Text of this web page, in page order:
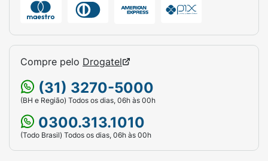
Compre pelo Drogatel
(31) 3270-5000
(BH e Região) Todos os dias, 06h às 00h
0300.313.1010
(Todo Brasil) Todos os dias, 06h às 00h